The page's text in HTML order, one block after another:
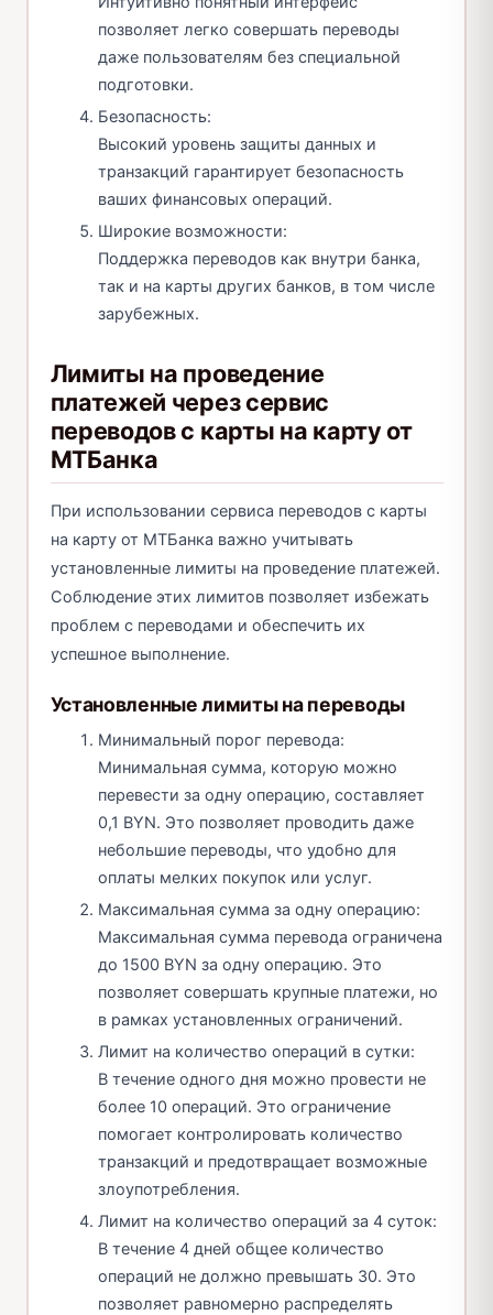
позволяет легко совершать переводы
даже пользователям без специальной
подготовки.
Безопасность:
Высокий уровень защиты данных и
транзакций гарантирует безопасность
ваших финансовых операций.
Широкие возможности:
Поддержка переводов как внутри банка,
так и на карты других банков, в том числе
зарубежных.
Лимиты на проведение
платежей через сервис
переводов с карты на карту от
МТБанка
При использовании сервиса переводов с карты
на карту от МТБанка важно учитывать
установленные лимиты на проведение платежей.
Соблюдение этих лимитов позволяет избежать
проблем с переводами и обеспечить их
успешное выполнение.
Установленные лимиты на переводы
Минимальный порог перевода:
Минимальная сумма, которую можно
перевести за одну операцию, составляет
0,1 BYN. Это позволяет проводить даже
небольшие переводы, что удобно для
оплаты мелких покупок или услуг.
Максимальная сумма за одну операцию:
Максимальная сумма перевода ограничена
до 1500 BYN за одну операцию. Это
позволяет совершать крупные платежи, но
в рамках установленных ограничений.
Лимит на количество операций в сутки:
В течение одного дня можно провести не
более 10 операций. Это ограничение
помогает контролировать количество
транзакций и предотвращает возможные
злоупотребления.
Лимит на количество операций за 4 суток:
В течение 4 дней общее количество
операций не должно превышать 30. Это
позволяет равномерно распределять